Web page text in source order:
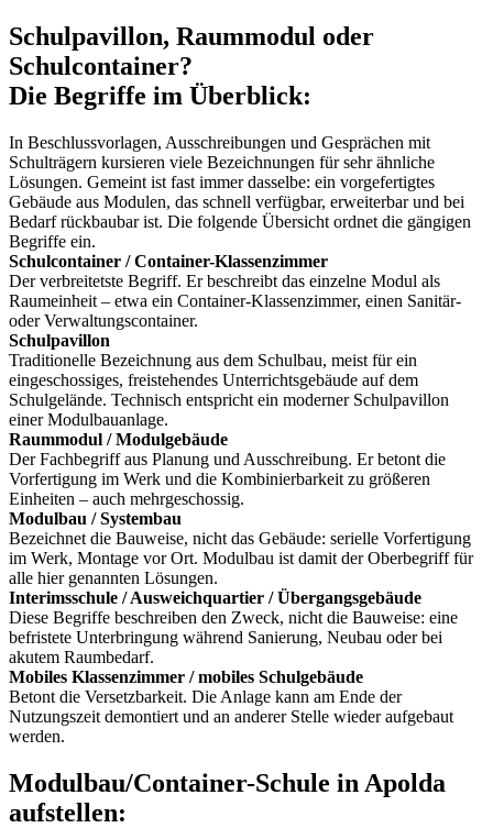
Schulpavillon, Raummodul oder
Schulcontainer?
Die Begriffe im Überblick:
In Beschlussvorlagen, Ausschreibungen und Gesprächen mit
Schulträgern kursieren viele Bezeichnungen für sehr ähnliche
Lösungen. Gemeint ist fast immer dasselbe: ein vorgefertigtes
Gebäude aus Modulen, das schnell verfügbar, erweiterbar und bei
Bedarf rückbaubar ist. Die folgende Übersicht ordnet die gängigen
Begriffe ein.
Schulcontainer / Container-Klassenzimmer
Der verbreitetste Begriff. Er beschreibt das einzelne Modul als
Raumeinheit – etwa ein Container-Klassenzimmer, einen Sanitär-
oder Verwaltungscontainer.
Schulpavillon
Traditionelle Bezeichnung aus dem Schulbau, meist für ein
eingeschossiges, freistehendes Unterrichtsgebäude auf dem
Schulgelände. Technisch entspricht ein moderner Schulpavillon
einer Modulbauanlage.
Raummodul / Modulgebäude
Der Fachbegriff aus Planung und Ausschreibung. Er betont die
Vorfertigung im Werk und die Kombinierbarkeit zu größeren
Einheiten – auch mehrgeschossig.
Modulbau / Systembau
Bezeichnet die Bauweise, nicht das Gebäude: serielle Vorfertigung
im Werk, Montage vor Ort. Modulbau ist damit der Oberbegriff für
alle hier genannten Lösungen.
Interimsschule / Ausweichquartier / Übergangsgebäude
Diese Begriffe beschreiben den Zweck, nicht die Bauweise: eine
befristete Unterbringung während Sanierung, Neubau oder bei
akutem Raumbedarf.
Mobiles Klassenzimmer / mobiles Schulgebäude
Betont die Versetzbarkeit. Die Anlage kann am Ende der
Nutzungszeit demontiert und an anderer Stelle wieder aufgebaut
werden.
Modulbau/Container-Schule in Apolda
aufstellen: